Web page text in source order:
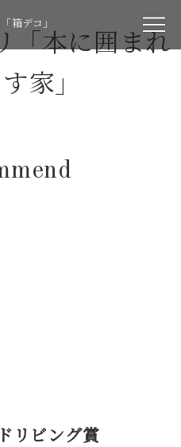
箱デコ」
「本に囲まれ
家」
リビング賞